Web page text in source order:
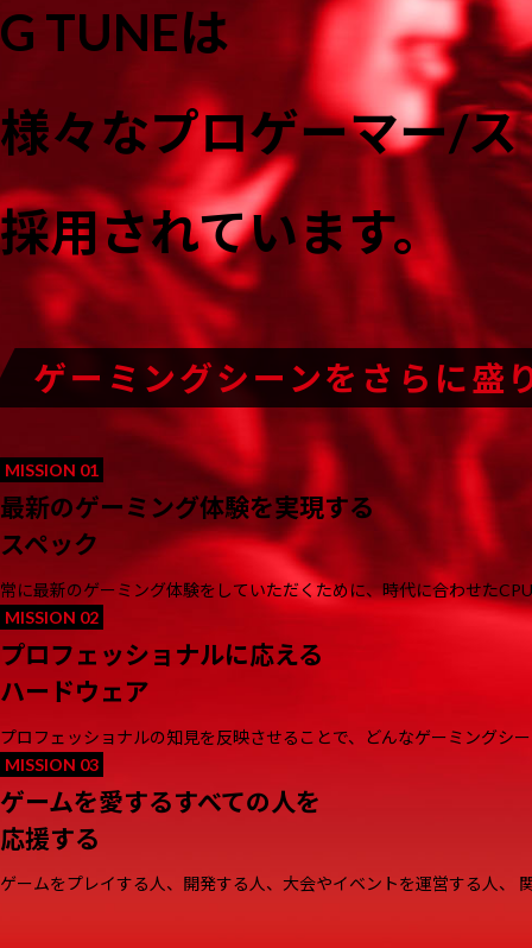
2026.01.30-02.01 Osaka GeN Scramble ブース
東京eスポーツフェスタ2026
2025.12.01 【製品PR】【DFM】
2025.12.01 DetonatioN Focus Me コラ
2025.11.14 G TUNE限定！『Escape
2025.10.08 【製品PR】【SCARZ】
2025.10.07 【製品PR】【SCARZ】善悪
2025.09.21
2025.08.30
2025.07.23・07.24 未来をつなぐｅスポーツの力
2025.07.06
2025.06.19
HD-2D版『ドラゴンクエス
2025.05.29 『ELDEN RING
2025.05.09~05.11 EVO Japan 2025“Virtua
2025.05.06・05.10
2025.04.21 eモータースポーツリーグ「
2025.04.21
2025.03.31
G TUNEは
様々なプロゲーマー/
採用されています。
ゲーミングシーンを さらに盛
最新のゲーミング体験を実現する
スペック
常に最新のゲーミング体験をしていただくために、時代に合わせた
プロフェッショナルに応える
ハードウェア
プロフェッショナルの知見を反映させることで、どんなゲーミングシ
ゲームを愛するすべての人を
応援する
ゲームをプレイする人、開発する人、大会やイベントを運営する人、